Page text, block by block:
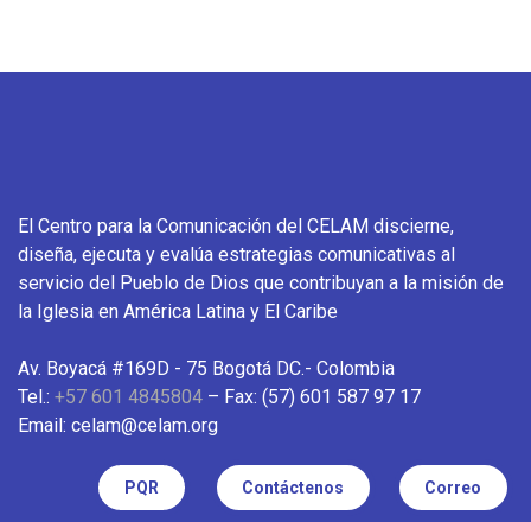
El Centro para la Comunicación del CELAM discierne,
diseña, ejecuta y evalúa estrategias comunicativas al
servicio del Pueblo de Dios que contribuyan a la misión de
la Iglesia en América Latina y El Caribe
Av. Boyacá #169D - 75 Bogotá DC.- Colombia
Tel.: +57 601 4845804 – Fax: (57) 601 587 97 17
Email: celam@celam.org
PQR Contáctenos Correo